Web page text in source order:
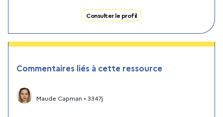
Consulter le profil
Commentaires liés à cette ressource
Maude Capman • 3347j